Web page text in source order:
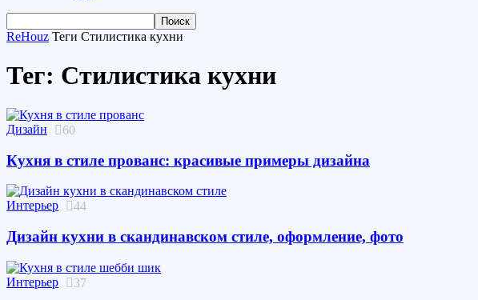
ReHouz Теги Стилистика кухни
Тег: Стилистика кухни
Дизайн 60
Кухня в стиле прованс: красивые примеры дизайна
Интерьер 44
Дизайн кухни в скандинавском стиле, оформление, фото
Интерьер 37